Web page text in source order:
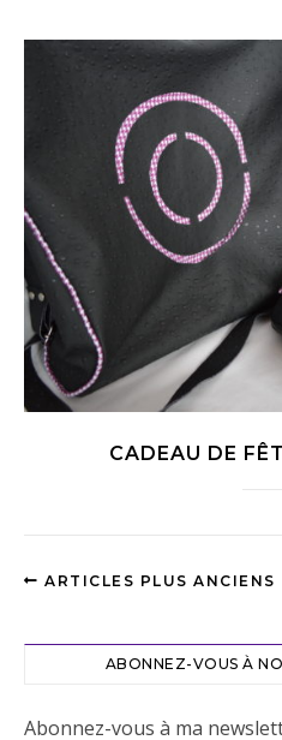
CADEAU DE
ARTICLES PLUS ANCIENS
ABONNEZ-VOUS À
Abonnez-vous à ma